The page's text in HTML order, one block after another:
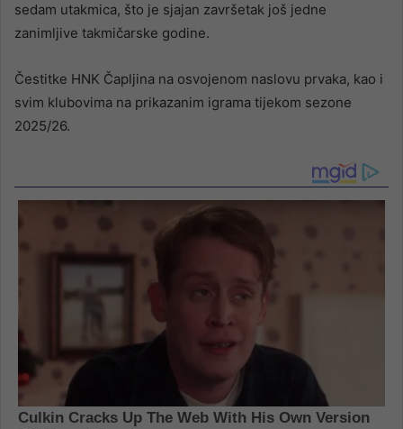
sedam utakmica, što je sjajan završetak još jedne
zanimljive takmičarske godine.
Čestitke HNK Čapljina na osvojenom naslovu prvaka, kao i
svim klubovima na prikazanim igrama tijekom sezone
2025/26.